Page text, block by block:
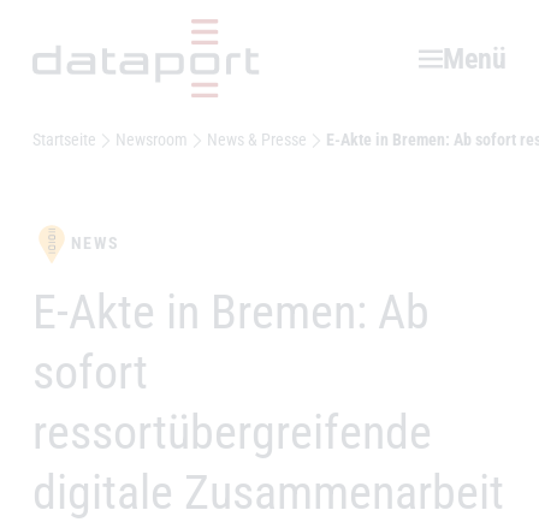
Menü
Startseite Newsroom News & Presse E-Akte in Bremen: Ab sofort
NEWS
–
E-Akte in Bremen: Ab
sofort
ressortübergreifende
digitale Zusammenarbeit